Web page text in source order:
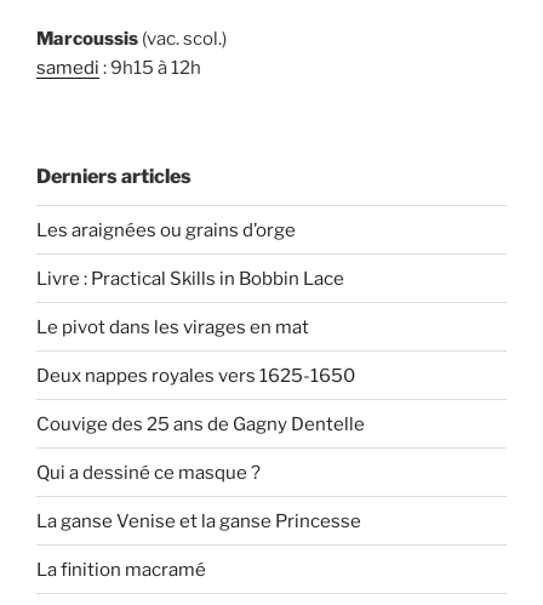
Marcoussis (vac. scol.)
samedi : 9h15 à 12h
Derniers articles
Les araignées ou grains d’orge
Livre : Practical Skills in Bobbin Lace
Le pivot dans les virages en mat
Deux nappes royales vers 1625-1650
Couvige des 25 ans de Gagny Dentelle
Qui a dessiné ce masque ?
La ganse Venise et la ganse Princesse
La finition macramé